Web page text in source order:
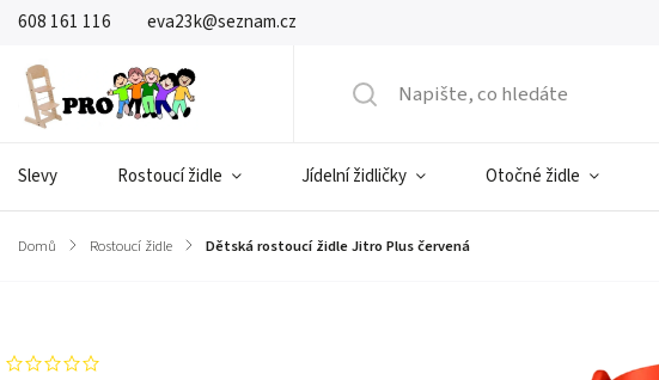
608 161 116 eva23k@seznam.cz
Slevy Rostoucí židle Jídelní židličky Otočné židle
Domů / Rostoucí židle / Dětská rostoucí židle Jitro Plus červená